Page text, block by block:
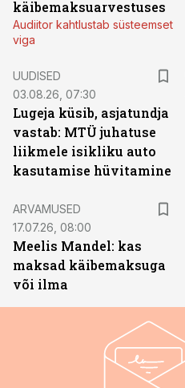
käibemaksuarvestuses
Audiitor kahtlustab süsteemset
viga
UUDISED
03.08.26, 07:30
Lugeja küsib, asjatundja
vastab: MTÜ juhatuse
liikmele isikliku auto
kasutamise hüvitamine
ARVAMUSED
17.07.26, 08:00
Meelis Mandel: kas
maksad käibemaksuga
või ilma